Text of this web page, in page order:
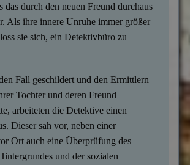
das durch den neuen Freund durchaus
Als ihre innere Unruhe immer größer
sie sich, ein Detektivbüro zu
Fall geschildert und den Ermittlern
Tochter und deren Freund
arbeiteten die Detektive einen
Dieser sah vor, neben einer
Ort auch eine Überprüfung des
und der sozialen